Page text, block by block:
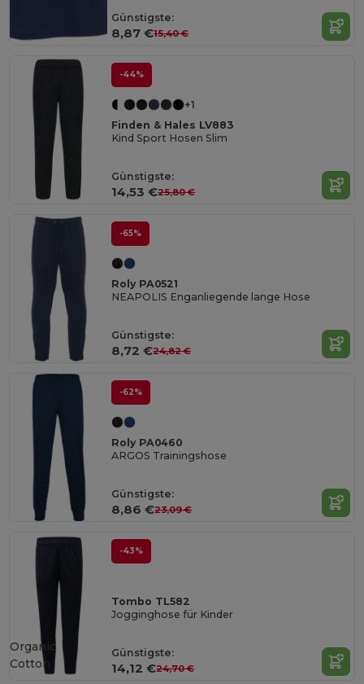
Günstigste:
8,87 €15,40 €
-44%
+1
Finden & Hales LV883
Kind Sport Hosen Slim
Günstigste:
14,53 €25,80 €
-65%
Roly PA0521
NEAPOLIS Enganliegende lange Hose
Günstigste:
8,72 €24,82 €
-62%
Roly PA0460
ARGOS Trainingshose
Günstigste:
8,86 €23,09 €
-43%
Tombo TL582
Jogginghose für Kinder
Günstigste:
14,12 €24,70 €
Organic
Cotton